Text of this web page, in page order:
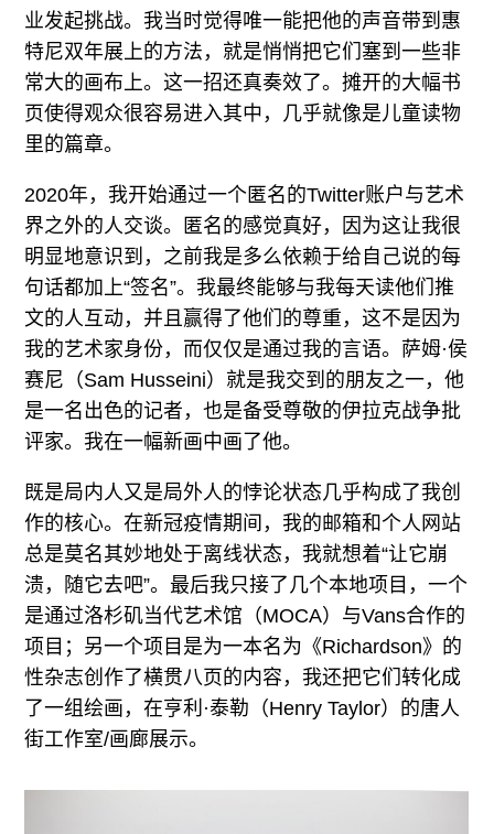
业发起挑战。我当时觉得唯一能把他的声音带到惠
特尼双年展上的方法，就是悄悄把它们塞到一些非
常大的画布上。这一招还真奏效了。摊开的大幅书
页使得观众很容易进入其中，几乎就像是儿童读物
里的篇章。
2020年，我开始通过一个匿名的Twitter账户与艺术
界之外的人交谈。匿名的感觉真好，因为这让我很
明显地意识到，之前我是多么依赖于给自己说的每
句话都加上“签名”。我最终能够与我每天读他们推
文的人互动，并且赢得了他们的尊重，这不是因为
我的艺术家身份，而仅仅是通过我的言语。萨姆·侯
赛尼（Sam Husseini）就是我交到的朋友之一，他
是一名出色的记者，也是备受尊敬的伊拉克战争批
评家。我在一幅新画中画了他。
既是局内人又是局外人的悖论状态几乎构成了我创
作的核心。在新冠疫情期间，我的邮箱和个人网站
总是莫名其妙地处于离线状态，我就想着“让它崩
溃，随它去吧”。最后我只接了几个本地项目，一个
是通过洛杉矶当代艺术馆（MOCA）与Vans合作的
项目；另一个项目是为一本名为《Richardson》的
性杂志创作了横贯八页的内容，我还把它们转化成
了一组绘画，在亨利·泰勒（Henry Taylor）的唐人
街工作室/画廊展示。